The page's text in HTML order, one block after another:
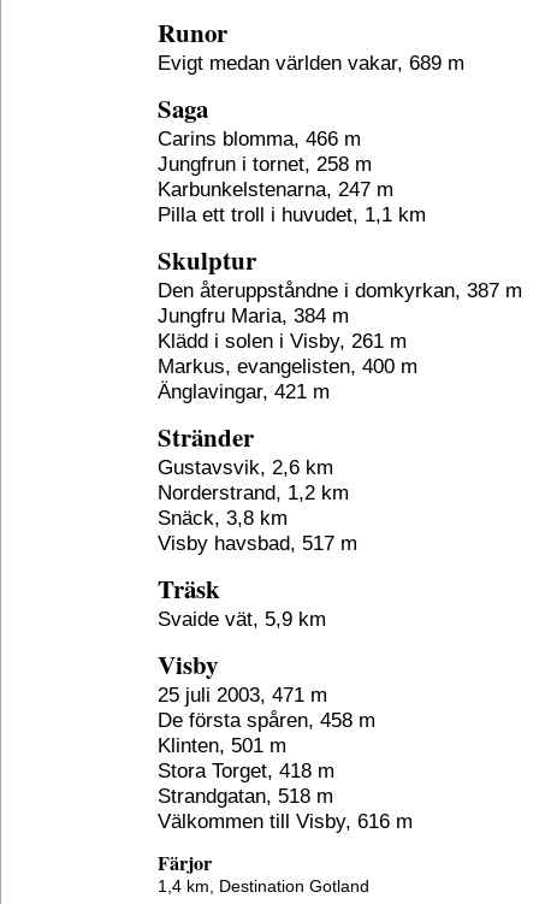
Runor
Evigt medan världen vakar, 689 m
Saga
Carins blomma, 466 m
Jungfrun i tornet, 258 m
Karbunkelstenarna, 247 m
Pilla ett troll i huvudet, 1,1 km
Skulptur
Den återuppståndne i domkyrkan, 387 m
Jungfru Maria, 384 m
Klädd i solen i Visby, 261 m
Markus, evangelisten, 400 m
Änglavingar, 421 m
Stränder
Gustavsvik, 2,6 km
Norderstrand, 1,2 km
Snäck, 3,8 km
Visby havsbad, 517 m
Träsk
Svaide vät, 5,9 km
Visby
25 juli 2003, 471 m
De första spåren, 458 m
Klinten, 501 m
Stora Torget, 418 m
Strandgatan, 518 m
Välkommen till Visby, 616 m
Färjor
1,4 km, Destination Gotland